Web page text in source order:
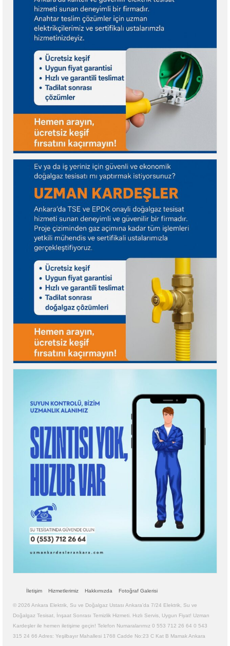
İletişim Hizmetlerimiz Hakkımızda Fotoğraf Galerisi
© 2026 Ankara Elektrik, Su ve Doğalgaz Ustası Ankara’da 7/24 Elektrik, Su ve
Doğalgaz Tesisat, İnşaat Sonrası Temizlik Hizmeti. Hızlı Servis, Uygun Fiyat! Uzman
Kardeşler ile hemen iletişime geçin! Telefon Numaralarımız 0 553 712 26 64 0 543
315 24 66 Adres: Yeşilbayır Mahallesi 1768 Cadde No:23 C Kat B Mamak Ankara